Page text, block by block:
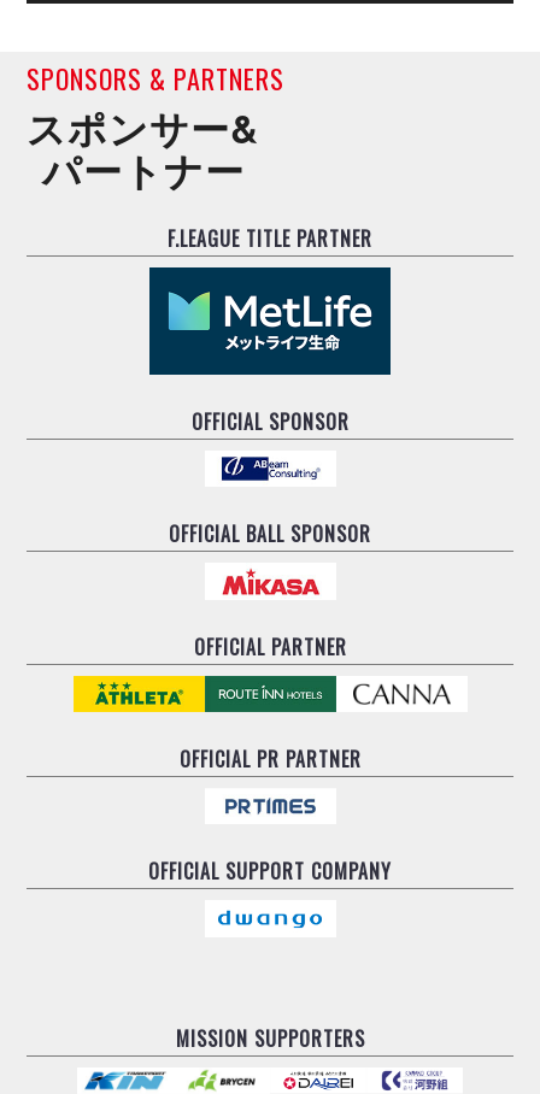
SPONSORS & PARTNERS
スポンサー&
パートナー
F.LEAGUE TITLE PARTNER
OFFICIAL SPONSOR
OFFICIAL BALL SPONSOR
OFFICIAL PARTNER
OFFICIALPR PARTNER
OFFICIAL SUPPORT COMPANY
MISSION SUPPORTERS